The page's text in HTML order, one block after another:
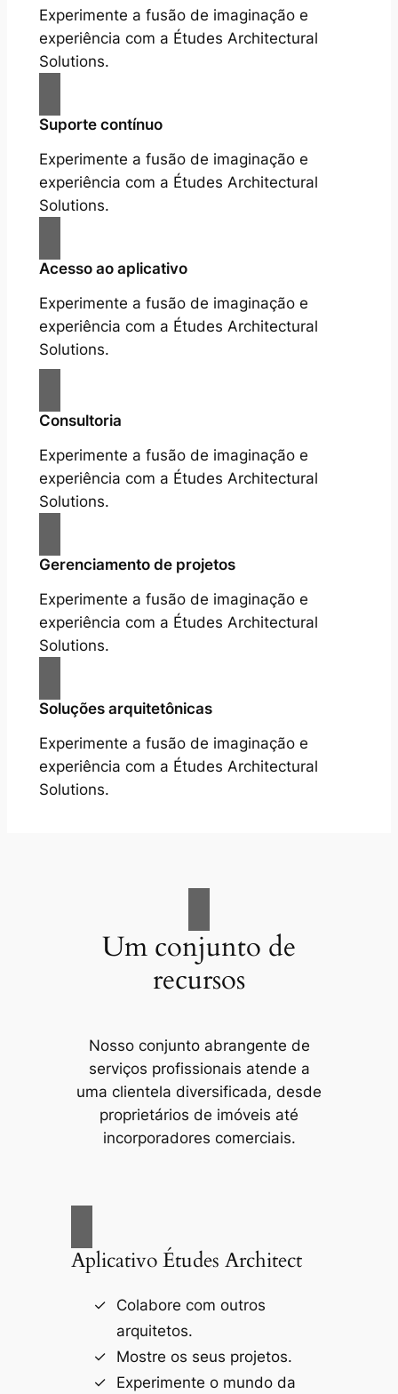
Experimente a fusão de imaginação e
experiência com a Études Architectural
Solutions.
Suporte contínuo
Experimente a fusão de imaginação e
experiência com a Études Architectural
Solutions.
Acesso ao aplicativo
Experimente a fusão de imaginação e
experiência com a Études Architectural
Solutions.
Consultoria
Experimente a fusão de imaginação e
experiência com a Études Architectural
Solutions.
Gerenciamento de projetos
Experimente a fusão de imaginação e
experiência com a Études Architectural
Solutions.
Soluções arquitetônicas
Experimente a fusão de imaginação e
experiência com a Études Architectural
Solutions.
Um conjunto de
recursos
Nosso conjunto abrangente de
serviços profissionais atende a
uma clientela diversificada, desde
proprietários de imóveis até
incorporadores comerciais.
Aplicativo Études Architect
Colabore com outros
arquitetos.
Mostre os seus projetos.
Experimente o mundo da